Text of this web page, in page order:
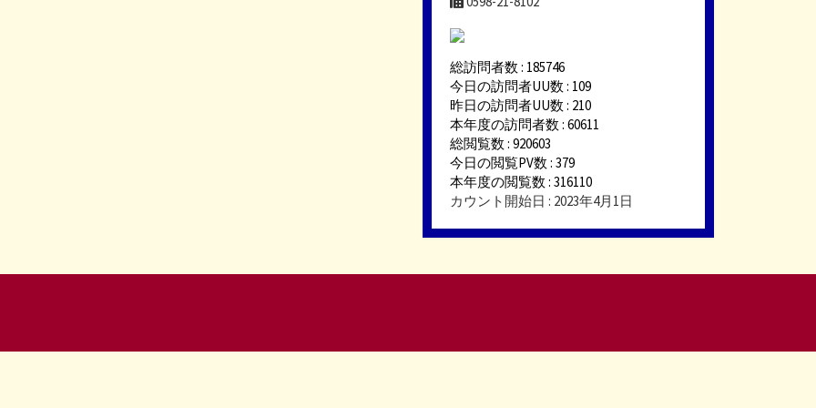
総訪問者数 : 185746
今日の訪問者UU数 : 109
昨日の訪問者UU数 : 210
本年度の訪問者数 : 60611
総閲覧数 : 920603
今日の閲覧PV数 : 379
本年度の閲覧数 : 316110
カウント開始日 : 2023年4月1日